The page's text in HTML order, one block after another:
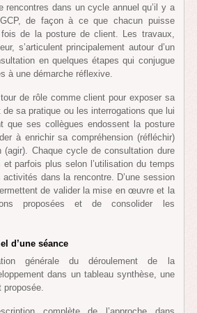
rencontres dans un cycle annuel qu’il y a
de façon à ce que chacun puisse
de la posture de client. Les travaux,
s’articulent principalement autour d’un
en quelques étapes qui conjugue
à une démarche réflexive.
de rôle comme client pour exposer sa
de sa pratique ou les interrogations que lui
que ses collègues endossent la posture
à enrichir sa compréhension (réfléchir)
(agir). Chaque cycle de consultation dure
parfois plus selon l’utilisation du temps
activités dans la rencontre. D’une session
de valider la mise en œuvre et la
proposées et de consolider les
d’une séance
générale du déroulement de la
dans un tableau synthèse, une